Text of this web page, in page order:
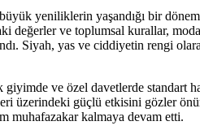
yeniliklerin yaşandığı bir
değerler ve toplumsal kurallar,
Siyah, yas ve ciddiyetin rengi
ve özel davetlerde standart
güçlü etkisini gözler
muhafazakar kalmaya devam etti.